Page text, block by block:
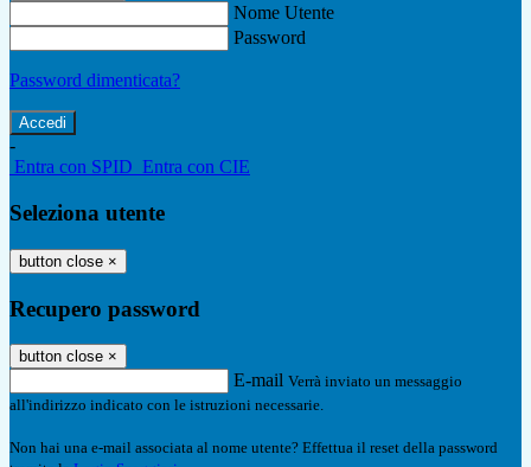
Nome Utente
Password
Password dimenticata?
-
Entra con SPID Entra con CIE
Seleziona utente
button close ×
Recupero password
button close ×
E-mail Verrà inviato un messaggio
all'indirizzo indicato con le istruzioni necessarie.
Non hai una e-mail associata al nome utente? Effettua il reset della password